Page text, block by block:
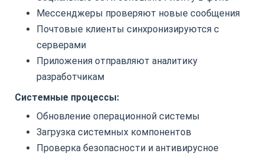
Мессенджеры проверяют новые сообщения
Почтовые клиенты синхронизируются с
серверами
Приложения отправляют аналитику
разработчикам
Системные процессы:
Обновление операционной системы
Загрузка системных компонентов
Проверка безопасности и антивирусное